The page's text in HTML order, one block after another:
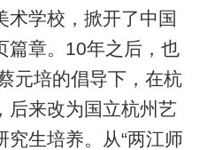
术学校，掀开了中国
篇章。10年之后，也
元培的倡导下，在杭
后来改为国立杭州艺
究生培养。从“两江师